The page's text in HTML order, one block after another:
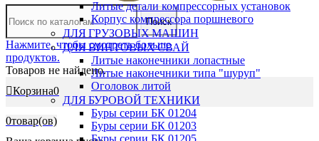
Поиск
Нажмите, чтобы смотреть больше
продуктов.
Товаров не найдено.
Корзина0
0товар(ов)
Литые детали компрессорных установок
Корпус компрессора поршневого
ДЛЯ ГРУЗОВЫХ МАШИН
ДЛЯ ВИНТОВЫХ СВАЙ
Литые наконечники лопастные
Литые наконечники типа "шуруп"
Оголовок литой
ДЛЯ БУРОВОЙ ТЕХНИКИ
Буры серии БК 01204
Буры серии БК 01203
Буры серии БК 01205